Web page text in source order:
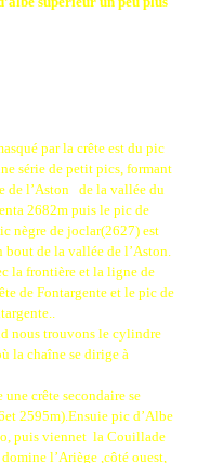
par la crête est du pic
série de petit pics, formant
de l’Aston
de la vallée du
2682m puis le pic de
nègre de joclar(2627) est
bout de la vallée de l’Aston.
la frontière et la ligne de
de Fontargente et le pic de
nous trouvons le cylindre
la chaîne se dirige à
crête secondaire se
2595m).Ensuie pic d’Albe
puis viennet la Couillade
l’Ariège ,côté ouest,